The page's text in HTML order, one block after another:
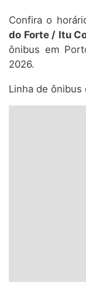
Espírito
Paraná
Santa
Confira o
do Forte / Itu
ônibus em
2026.
Linha de ônibus